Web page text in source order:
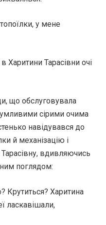
у мене
Харитини Тарасівни очі
що обслуговувала
сірими очима
навідувався до
й механізацію і
вдивляючись
поглядом:
Крутиться? Харитина
ласкавішали,